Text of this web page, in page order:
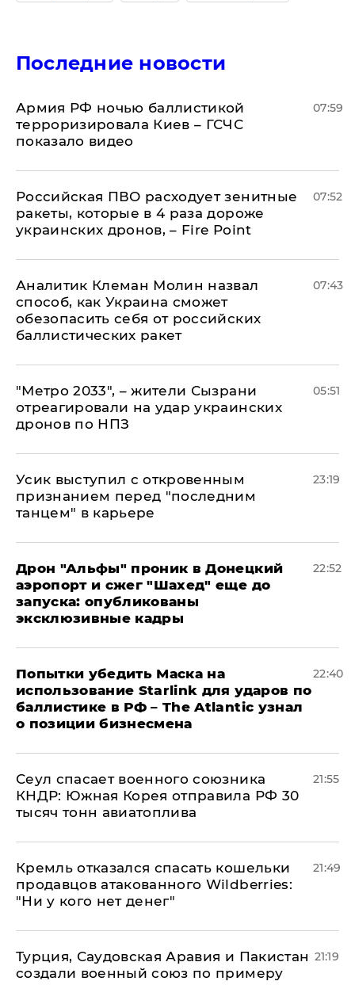
Последние новости
Армия РФ ночью баллистикой
терроризировала Киев – ГСЧС
показало видео
07:59
Российская ПВО расходует зенитные
ракеты, которые в 4 раза дороже
украинских дронов, – Fire Point
07:52
Аналитик Клеман Молин назвал
способ, как Украина сможет
обезопасить себя от российских
баллистических ракет
07:43
"Метро 2033", – жители Сызрани
отреагировали на удар украинских
дронов по НПЗ
05:51
Усик выступил с откровенным
признанием перед "последним
танцем" в карьере
23:19
Дрон "Альфы" проник в Донецкий
аэропорт и сжег "Шахед" еще до
запуска: опубликованы
эксклюзивные кадры
22:52
Попытки убедить Маска на
использование Starlink для ударов по
баллистике в РФ – The Atlantic узнал
о позиции бизнесмена
22:40
​Сеул спасает военного союзника
КНДР: Южная Корея отправила РФ 30
тысяч тонн авиатоплива
21:55
Кремль отказался спасать кошельки
продавцов атакованного Wildberries:
"Ни у кого нет денег"
21:49
Турция, Саудовская Аравия и Пакистан
создали военный союз по примеру
21:19